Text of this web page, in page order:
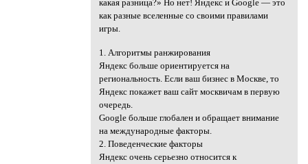
какая разница?» Но нет! Яндекс и Google — это
как разные вселенные со своими правилами
игры.
1. Алгоритмы ранжирования
Яндекс больше ориентируется на
региональность. Если ваш бизнес в Москве, то
Яндекс покажет ваш сайт москвичам в первую
очередь.
Google больше глобален и обращает внимание
на международные факторы.
2. Поведенческие факторы
Яндекс очень серьезно относится к